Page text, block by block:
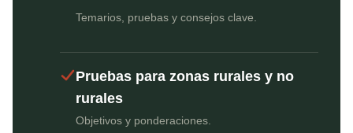
Temarios, pruebas y consejos clave.
Pruebas para zonas rurales y no
rurales
Objetivos y ponderaciones.